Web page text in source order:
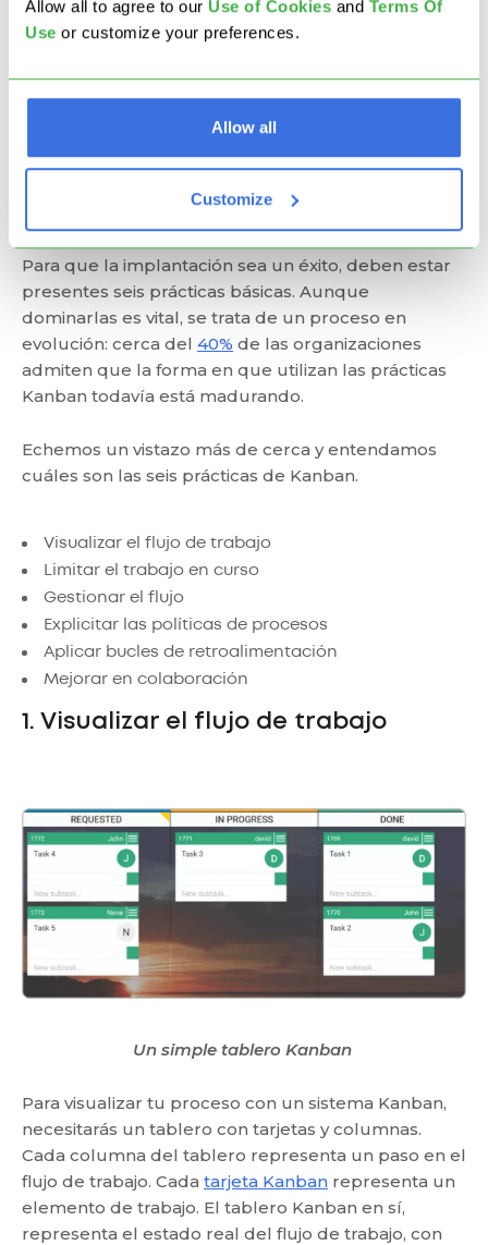
Allow all to agree to our Use of Cookies and Terms Of
Use or customize your preferences.
Allow all
Customize
de servicios y la evaluación de las políticas de
trabajo aplicadas, Kanban fomenta la mejora de los
Prácticas Kanban
toda la organización debe tener cuidado con los
pasos a dar en la práctica del mismo.
Para que la implantación sea un éxito, deben estar
presentes seis prácticas básicas. Aunque
dominarlas es vital, se trata de un proceso en
evolución: cerca del 40% de las organizaciones
admiten que la forma en que utilizan las prácticas
Kanban todavía está madurando.
Echemos un vistazo más de cerca y entendamos
cuáles son las seis prácticas de Kanban.
Visualizar el flujo de trabajo
Limitar el trabajo en curso
Gestionar el flujo
Explicitar las políticas de procesos
Aplicar bucles de retroalimentación
Mejorar en colaboración
1. Visualizar el flujo de trabajo
Un simple tablero Kanban
Para visualizar tu proceso con un sistema Kanban,
necesitarás un tablero con tarjetas y columnas.
Cada columna del tablero representa un paso en el
flujo de trabajo. Cada tarjeta Kanban representa un
elemento de trabajo. El tablero Kanban en sí,
representa el estado real del flujo de trabajo, con